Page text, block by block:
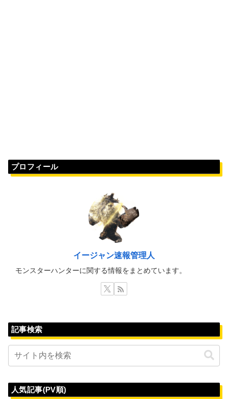
プロフィール
イージャン速報管理人
モンスターハンターに関する情報をまとめています。
記事検索
人気記事(PV順)